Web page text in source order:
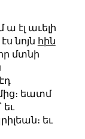
ա էլ աւելի
նոյն հին
մտնի
եատմ
եւ
եւ